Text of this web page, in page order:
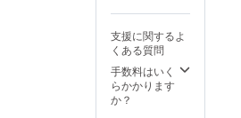
支援に関するよ
くある質問
手数料はいく
らかかります
か？